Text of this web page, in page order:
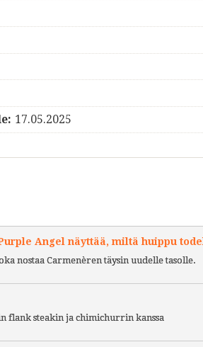
17.05.2025
Angel näyttää, miltä huippu
nostaa Carmenèren täysin uudelle tasolle.
flank steakin ja chimichurrin kanssa